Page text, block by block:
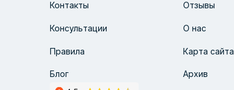
Контакты Отзывы
Консультации О нас
Правила Карта сайта
Блог Архив